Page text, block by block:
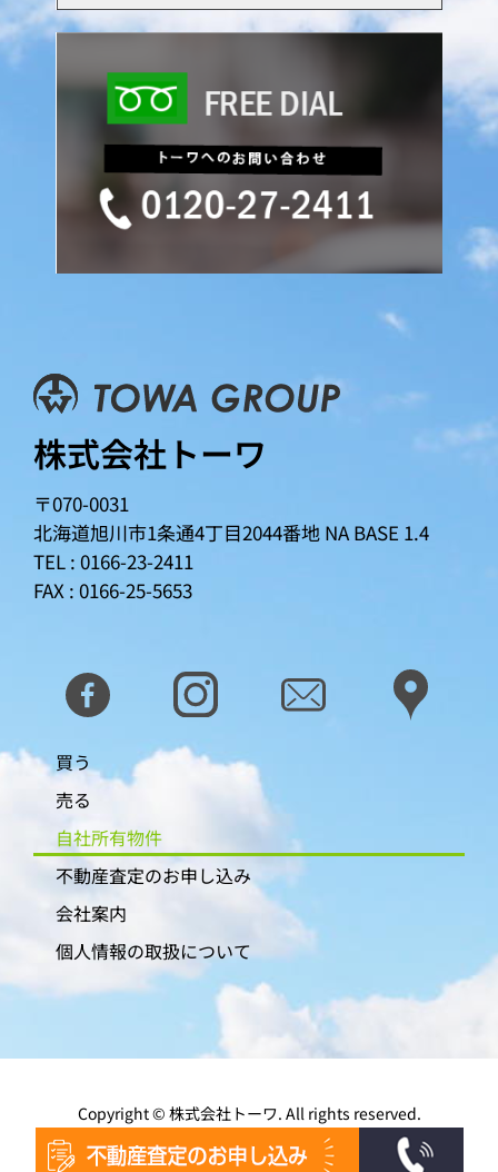
株式会社トーワ
〒070-0031
北海道旭川市1条通4丁目2044番地 NA BASE 1.4
TEL : 0166-23-2411
FAX : 0166-25-5653
買う
売る
自社所有物件
不動産査定のお申し込み
会社案内
個人情報の取扱について
Copyright © 株式会社トーワ. All rights reserved.